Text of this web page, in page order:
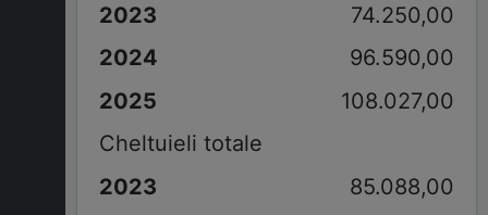
74.250,00
96.590,00
108.027,00
Cheltuieli totale
85.088,00